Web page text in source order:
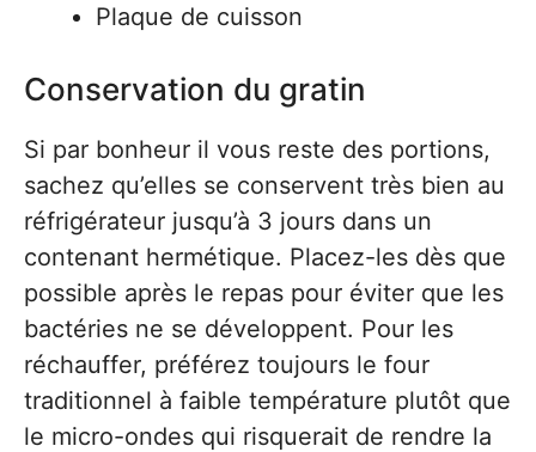
Plaque de cuisson
Conservation du gratin
Si par bonheur il vous reste des portions,
sachez qu’elles se conservent très bien au
réfrigérateur jusqu’à 3 jours dans un
contenant hermétique. Placez-les dès que
possible après le repas pour éviter que les
bactéries ne se développent. Pour les
réchauffer, préférez toujours le four
traditionnel à faible température plutôt que
le micro-ondes qui risquerait de rendre la